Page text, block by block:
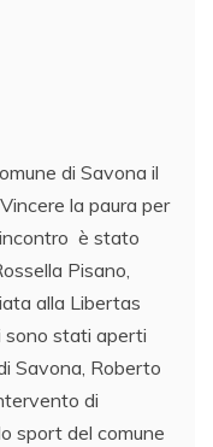
di Savona il
la paura per
è stato
Pisano,
alla Libertas
sono stati aperti
Savona, Roberto
di
sport del comune